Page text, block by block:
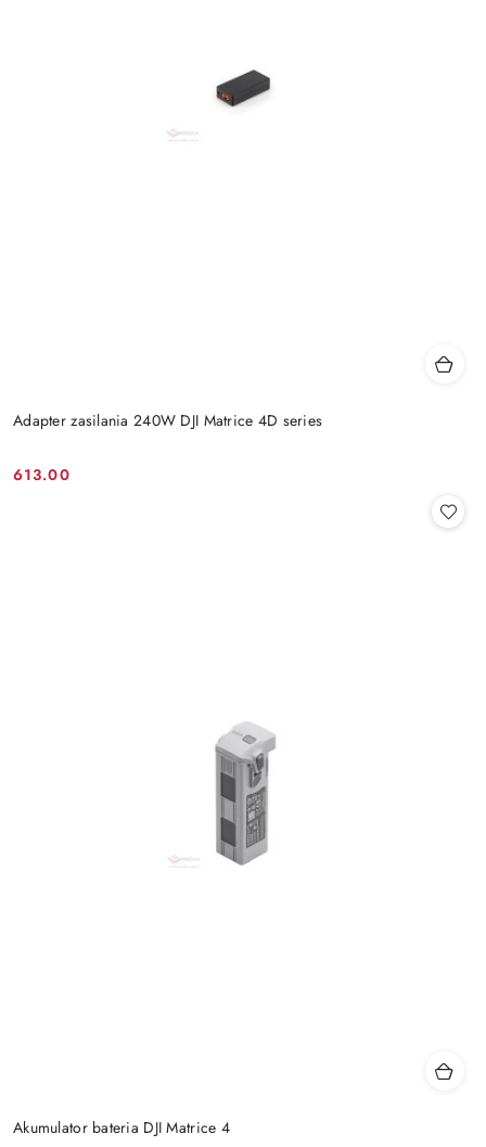
Adapter zasilania 240W DJI Matrice 4D series
Cena:
613.00
Akumulator bateria DJI Matrice 4